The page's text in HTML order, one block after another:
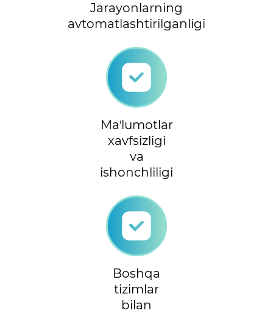
Jarayonlarning
avtomatlashtirilganligi
Maʼlumotlar
xavfsizligi
va
ishonchliligi
Boshqa
tizimlar
bilan